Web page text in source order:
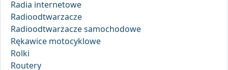
Radia internetowe
Radioodtwarzacze
Radioodtwarzacze samochodowe
Rękawice motocyklowe
Rolki
Routery